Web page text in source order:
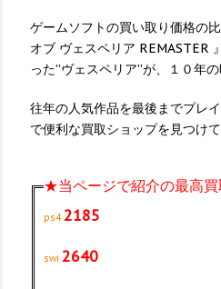
ゲームソフトの買い取り価格の
オブ ヴェスペリア REMASTER
った”ヴェスペリア”が、１０年
往年の人気作品を最後までプレ
で便利な買取ショップを見つけて
★当ページで紹介の最高買
ps42185
swi 2640